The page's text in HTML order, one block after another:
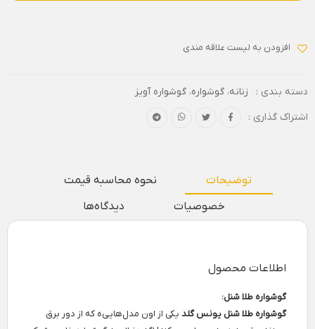
افزودن به لیست علاقه مندی
دسته بندی : زنانه، گوشواره، گوشواره آویز
اشتراک گذاری :
توضیحات
نحوه محاسبه قیمت
خصوصیات
دیدگاه‌ها
اطلاعات محصول
گوشواره طلا شنل:
گوشواره طلا شنل یونس گلد یکی از اون مدل‌هایی‌ه که از دور برق